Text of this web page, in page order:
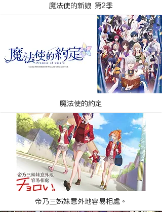
魔法使的新娘 第2季
魔法使的約定
帝乃三姊妹意外地容易相處。